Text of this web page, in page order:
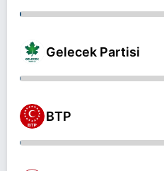
Gelecek Partisi
BTP